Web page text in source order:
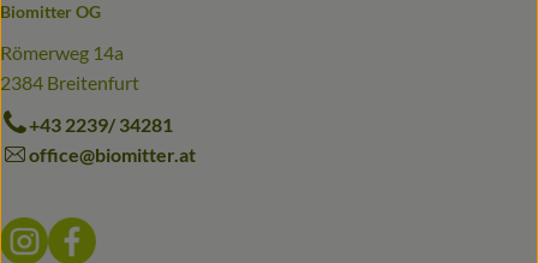
Biomitter OG
Römerweg 14a
2384 Breitenfurt
+43 2239/ 34281
office@biomitter.at
Externer Link zu https://www.instagram.com/
Externer Link zu https://www.facebook.com/